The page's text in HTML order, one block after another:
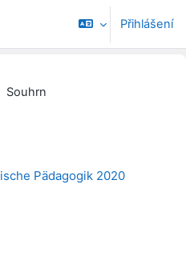
Přihlášení
Souhrn
Pädagogik 2020